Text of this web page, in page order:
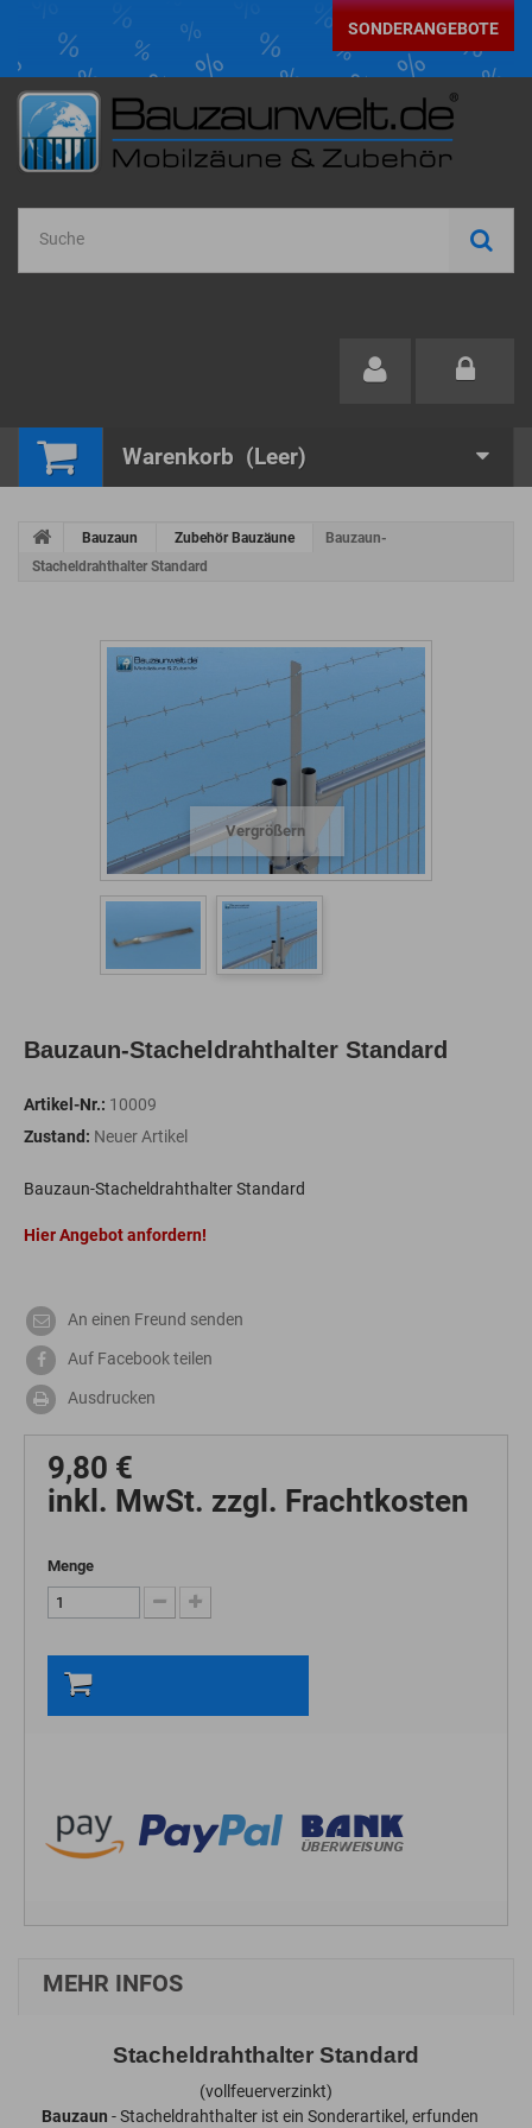
SONDERANGEBOTE
Warenkorb (Leer)
Bauzaun Zubehör Bauzäune
Bauzaun-
Stacheldrahthalter Standard
Vergrößern
Bauzaun-Stacheldrahthalter Standard
Artikel-Nr.: 10009
Zustand: Neuer Artikel
Bauzaun-Stacheldrahthalter Standard
Hier Angebot anfordern!
An einen Freund senden
Auf Facebook teilen
Ausdrucken
9,80 €
inkl. MwSt. zzgl. Frachtkosten
Menge
MEHR INFOS
Stacheldrahthalter Standard
(vollfeuerverzinkt)
Bauzaun - Stacheldrahthalter ist ein Sonderartikel, erfunden